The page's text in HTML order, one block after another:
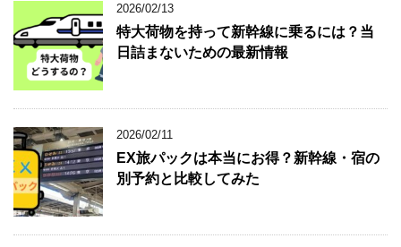
2026/02/13
特大荷物を持って新幹線に乗るには？当
日詰まないための最新情報
2026/02/11
EX旅パックは本当にお得？新幹線・宿の
別予約と比較してみた